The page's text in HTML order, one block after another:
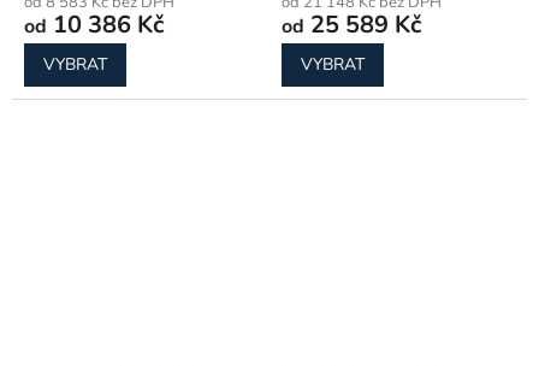
od 10 386 Kč
VYBRAT
od 25 589 Kč
VYBRAT